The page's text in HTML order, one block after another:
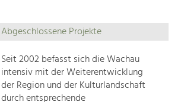
Overview
of
topics
Development
Abgeschlossene Projekte
Seit 2002 befasst sich die Wachau
intensiv mit der Weiterentwicklung
der Region und der Kulturlandschaft
durch entsprechende